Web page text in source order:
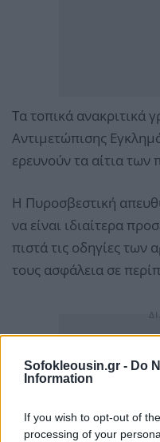
Sofokleousin.gr - Do
Information
If you wish to opt-out of
processing of your
Τα τοπικά ανακριτικά
Αντιμετώπισης
ερευνούν τα αίτια των
Η Πυροσβεστική
να είναι ιδιαίτερα
πιστά τις οδηγίες των
τους ασφάλεια σε